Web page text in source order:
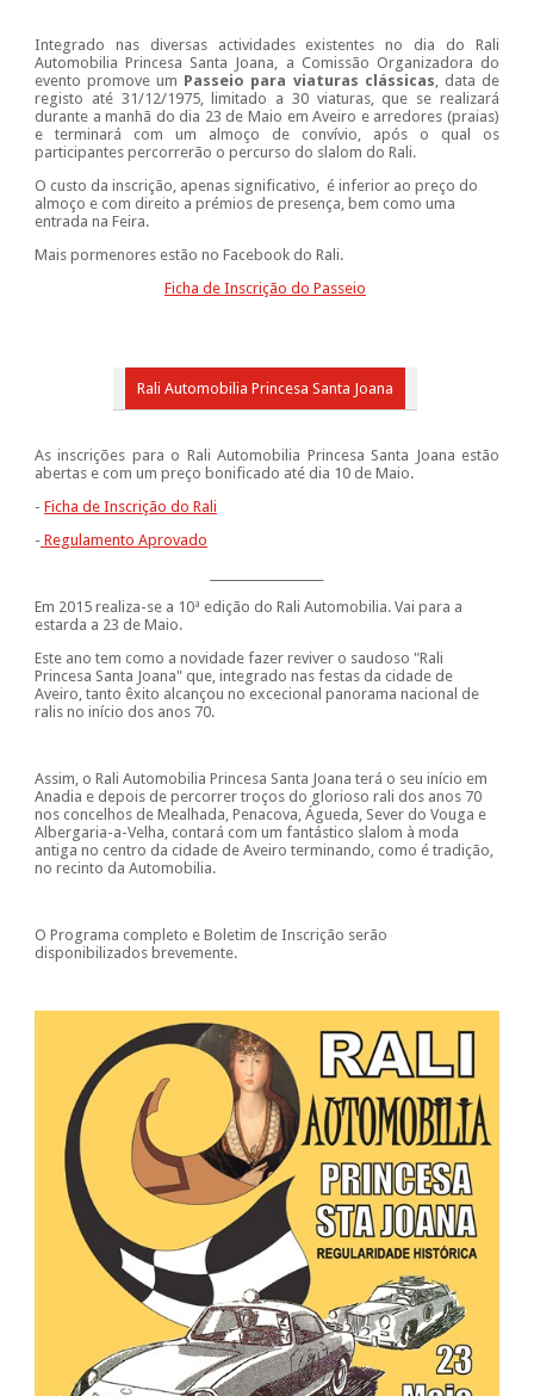
Integrado nas diversas actividades existentes no dia do Rali
Automobilia Princesa Santa Joana, a Comissão Organizadora do
evento promove um Passeio para viaturas clássicas, data de
registo até 31/12/1975, limitado a 30 viaturas, que se realizará
durante a manhã do dia 23 de Maio em Aveiro e arredores (praias)
e terminará com um almoço de convívio, após o qual os
participantes percorrerão o percurso do slalom do Rali.
O custo da inscrição, apenas significativo, é inferior ao preço do
almoço e com direito a prémios de presença, bem como uma
entrada na Feira.
Mais pormenores estão no Facebook do Rali.
Ficha de Inscrição do Passeio
Rali Automobilia Princesa Santa Joana
As inscrições para o Rali Automobilia Princesa Santa Joana estão
abertas e com um preço bonificado até dia 10 de Maio.
- Ficha de Inscrição do Rali
- Regulamento Aprovado
Em 2015 realiza-se a 10ª edição do Rali Automobilia. Vai para a
estarda a 23 de Maio.
Este ano tem como a novidade fazer reviver o saudoso "Rali
Princesa Santa Joana" que, integrado nas festas da cidade de
Aveiro, tanto êxito alcançou no excecional panorama nacional de
ralis no início dos anos 70.
Assim, o Rali Automobilia Princesa Santa Joana terá o seu início em
Anadia e depois de percorrer troços do glorioso rali dos anos 70
nos concelhos de Mealhada, Penacova, Águeda, Sever do Vouga e
Albergaria-a-Velha, contará com um fantástico slalom à moda
antiga no centro da cidade de Aveiro terminando, como é tradição,
no recinto da Automobilia.
O Programa completo e Boletim de Inscrição serão
disponibilizados brevemente.